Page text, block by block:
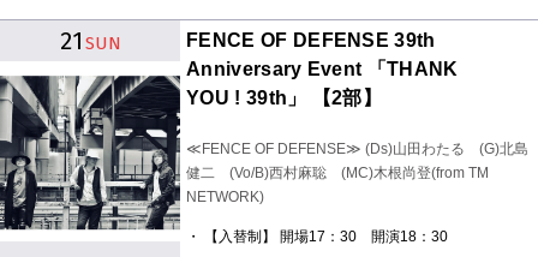
21 SUN
FENCE OF DEFENSE 39th
Anniversary Event 「THANK
YOU ! 39th」 【2部】
≪FENCE OF DEFENSE≫ (Ds)山田わたる (G)北島
健二 (Vo/B)西村麻聡 (MC)木根尚登(from TM
NETWORK)
・ 【入替制】 開場17：30 開演18：30